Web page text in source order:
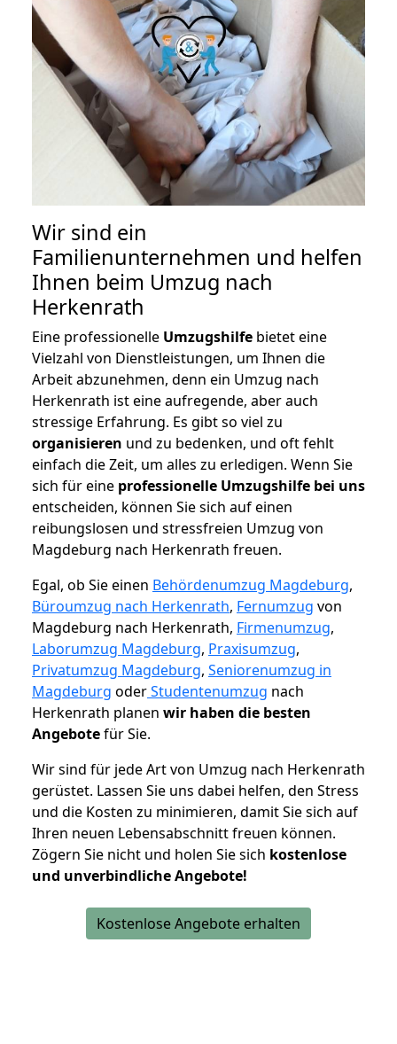
Wir sind ein
Familienunternehmen und helfen
Ihnen beim Umzug nach
Herkenrath
Eine professionelle Umzugshilfe bietet eine
Vielzahl von Dienstleistungen, um Ihnen die
Arbeit abzunehmen, denn ein Umzug nach
Herkenrath ist eine aufregende, aber auch
stressige Erfahrung. Es gibt so viel zu
organisieren und zu bedenken, und oft fehlt
einfach die Zeit, um alles zu erledigen. Wenn Sie
sich für eine professionelle Umzugshilfe bei uns
entscheiden, können Sie sich auf einen
reibungslosen und stressfreien Umzug von
Magdeburg nach Herkenrath freuen.
Egal, ob Sie einen Behördenumzug Magdeburg,
Büroumzug nach Herkenrath, Fernumzug von
Magdeburg nach Herkenrath, Firmenumzug,
Laborumzug Magdeburg, Praxisumzug,
Privatumzug Magdeburg, Seniorenumzug in
Magdeburg oderStudentenumzug nach
Herkenrath planen wir haben die besten
Angebotefür Sie.
Wir sind für jede Art von Umzug nach Herkenrath
gerüstet. Lassen Sie uns dabei helfen, den Stress
und die Kosten zu minimieren, damit Sie sich auf
Ihren neuen Lebensabschnitt freuen können.
Zögern Sie nicht und holen Sie sich kostenlose
und unverbindliche Angebote!
Kostenlose Angebote erhalten